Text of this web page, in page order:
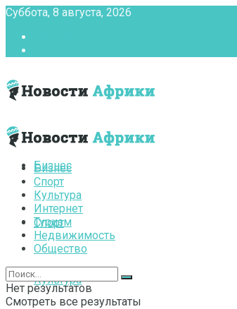
Суббота, 8 августа, 2026
Бизнес
Спорт
Культура
Бизнес
Спорт
Культура
Интернет
Туризм
Недвижимость
Общество
Нет результатов
Смотреть все результаты